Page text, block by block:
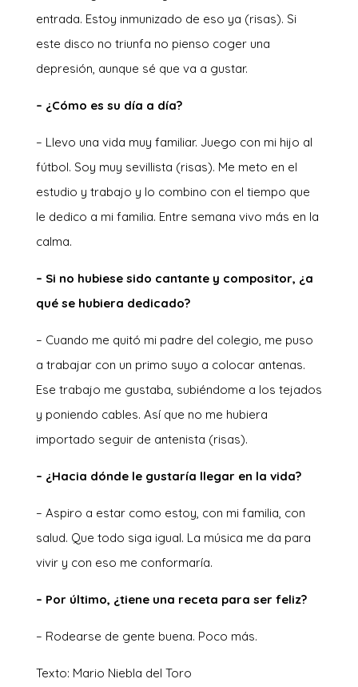
entrada. Estoy inmunizado de eso ya (risas). Si
este disco no triunfa no pienso coger una
depresión, aunque sé que va a gustar.
– ¿Cómo es su día a día?
– Llevo una vida muy familiar. Juego con mi hijo al
fútbol. Soy muy sevillista (risas). Me meto en el
estudio y trabajo y lo combino con el tiempo que
le dedico a mi familia. Entre semana vivo más en la
calma.
– Si no hubiese sido cantante y compositor, ¿a
qué se hubiera dedicado?
– Cuando me quitó mi padre del colegio, me puso
a trabajar con un primo suyo a colocar antenas.
Ese trabajo me gustaba, subiéndome a los tejados
y poniendo cables. Así que no me hubiera
importado seguir de antenista (risas).
– ¿Hacia dónde le gustaría llegar en la vida?
– Aspiro a estar como estoy, con mi familia, con
salud. Que todo siga igual. La música me da para
vivir y con eso me conformaría.
– Por último, ¿tiene una receta para ser feliz?
– Rodearse de gente buena. Poco más.
Texto: Mario Niebla del Toro